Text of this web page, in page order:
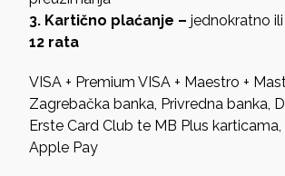
3. Kartično plaćanje –jednokratno ili
12 rata
VISA + Premium VISA + Maestro +
Zagrebačka banka, Privredna banka,
Erste Card Club te MB Plus
Apple Pay